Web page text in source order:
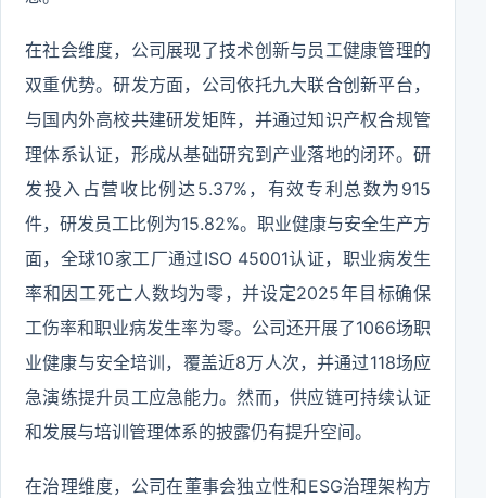
在社会维度，公司展现了技术创新与员工健康管理的
双重优势。研发方面，公司依托九大联合创新平台，
与国内外高校共建研发矩阵，并通过知识产权合规管
理体系认证，形成从基础研究到产业落地的闭环。研
发投入占营收比例达5.37%，有效专利总数为915
件，研发员工比例为15.82%。职业健康与安全生产方
面，全球10家工厂通过ISO 45001认证，职业病发生
率和因工死亡人数均为零，并设定2025年目标确保
工伤率和职业病发生率为零。公司还开展了1066场职
业健康与安全培训，覆盖近8万人次，并通过118场应
急演练提升员工应急能力。然而，供应链可持续认证
和发展与培训管理体系的披露仍有提升空间。
在治理维度，公司在董事会独立性和ESG治理架构方